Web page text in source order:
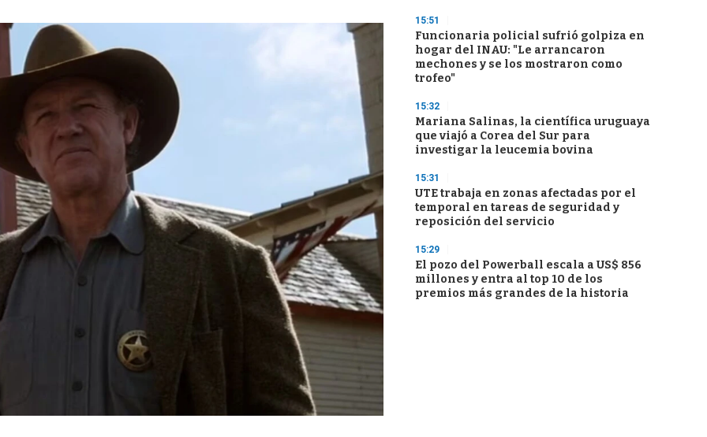
15:51
Funcionaria policial sufrió golpiza en
hogar del INAU: "Le arrancaron
mechones y se los mostraron como
trofeo"
15:32
Mariana Salinas, la científica uruguaya
que viajó a Corea del Sur para
investigar la leucemia bovina
15:31
UTE trabaja en zonas afectadas por el
temporal en tareas de seguridad y
reposición del servicio
15:29
El pozo del Powerball escala a US$ 856
millones y entra al top 10 de los
premios más grandes de la historia